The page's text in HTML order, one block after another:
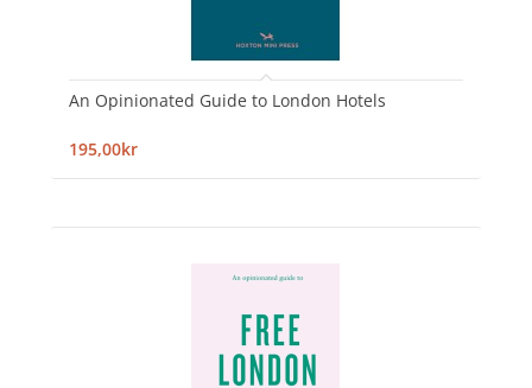
An Opinionated Guide to London Hotels
195,00kr